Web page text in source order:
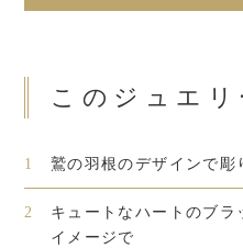
このジュエリ
1 鷲の羽根のデザインで彫
2
キュートなハートのブラ
イメージで